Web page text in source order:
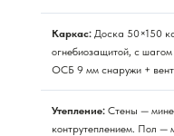
Каркас: Доска 50×150
огнебиозащитой, с
ОСБ 9 мм снаружи +
Утепление: Стены —
контрутеплением. Пол